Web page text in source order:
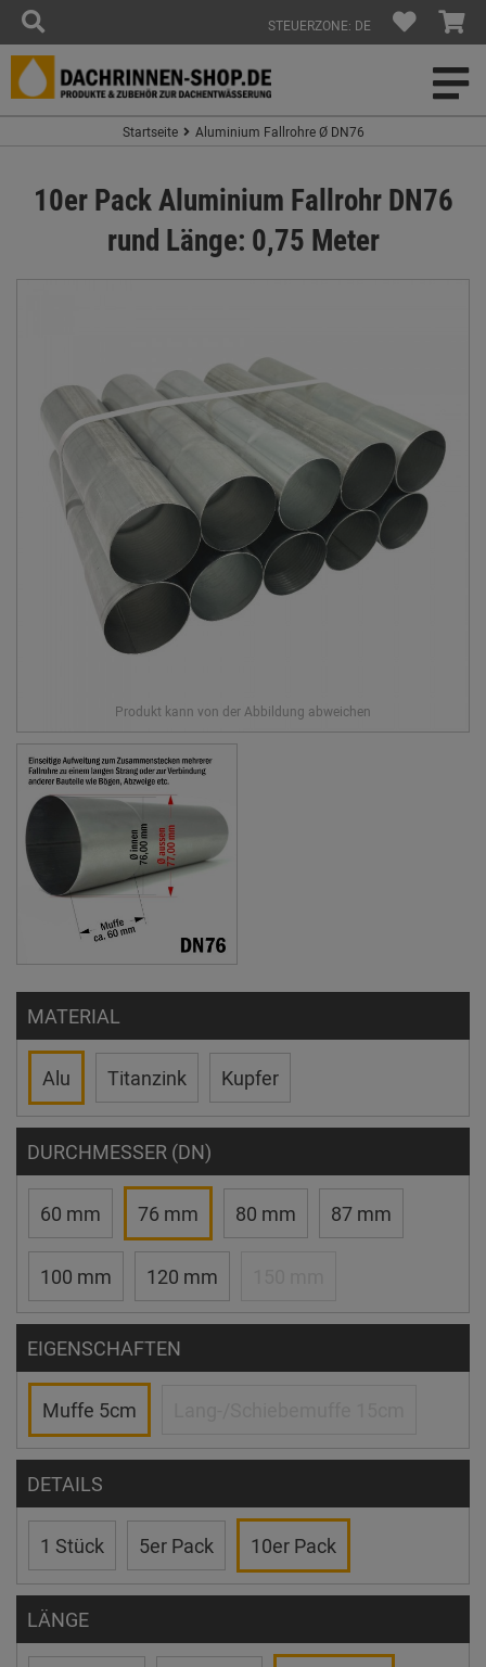
STEUERZONE: DE
Startseite Aluminium Fallrohre Ø DN76
10er Pack Aluminium Fallrohr DN76
rund Länge: 0,75 Meter
MATERIAL
Alu Titanzink Kupfer
DURCHMESSER (DN)
60 mm 76 mm 80 mm 87 mm
100 mm 120 mm
EIGENSCHAFTEN
Muffe 5cm
DETAILS
1 Stück 5er Pack 10er Pack
LÄNGE